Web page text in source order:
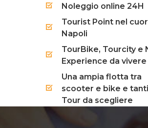
Noleggio online 24H
Tourist Point nel
Napoli
TourBike, Tourcity e
Experience da vivere
Una ampia flotta tra
scooter e bike e
Tour da scegliere